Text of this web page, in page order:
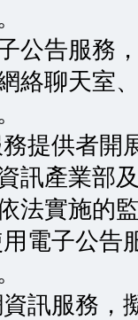
告服務，
絡聊天室
提供者開
訊產業部
法實施的
電子公告
訊服務，